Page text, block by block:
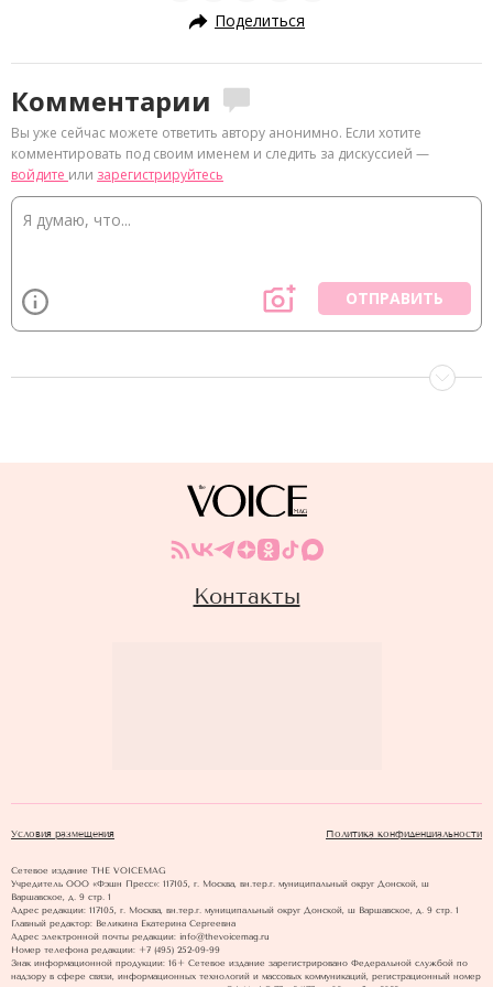
Поделиться
Комментарии
Вы уже сейчас можете ответить автору анонимно. Если хотите
комментировать под своим именем и следить за дискуссией —
войдите или зарегистрируйтесь
ОТПРАВИТЬ
Контакты
Условия размещения Политика конфиденциальности
Сетевое издание THE VOICEMAG
Учредитель ООО «Фэшн Пресс»: 117105, г. Москва, вн.тер.г. муниципальный округ Донской, ш
Варшавское, д. 9 стр. 1
Адрес редакции: 117105, г. Москва, вн.тер.г. муниципальный округ Донской, ш Варшавское, д. 9 стр. 1
Главный редактор: Великина Екатерина Сергеевна
Адрес электронной почты редакции: info@thevoicemag.ru
Номер телефона редакции: +7 (495) 252-09-99
Знак информационной продукции: 16+ Cетевое издание зарегистрировано Федеральной службой по
надзору в сфере связи, информационных технологий и массовых коммуникаций, регистрационный номер